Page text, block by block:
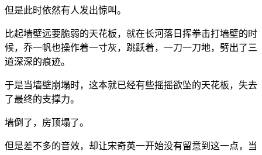
但是此时依然有人发出惊叫。
比起墙壁远要脆弱的天花板，就在长河落日挥拳击打墙壁的时
候，乔一帆也操作着一寸灰，跳跃着，一刀一刀地，劈出了三
道深深的痕迹。
于是当墙壁崩塌时，这本就已经有些摇摇欲坠的天花板，失去
了最终的支撑力。
墙倒了，房顶塌了。
但是差不多的音效，却让宋奇英一开始没有留意到这一点，当